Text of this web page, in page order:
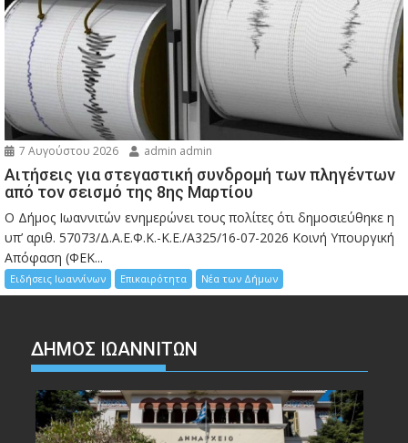
7 Αυγούστου 2026 admin admin
Αιτήσεις για στεγαστική συνδρομή των πληγέντων
από τον σεισμό της 8ης Μαρτίου
Ο Δήμος Ιωαννιτών ενημερώνει τους πολίτες ότι δημοσιεύθηκε η
υπ’ αριθ. 57073/Δ.Α.Ε.Φ.Κ.-Κ.Ε./Α325/16-07-2026 Κοινή Υπουργική
Απόφαση (ΦΕΚ...
Ειδήσεις Ιωαννίνων Επικαιρότητα Νέα των Δήμων
ΔΗΜΟΣ ΙΩΑΝΝΙΤΩΝ